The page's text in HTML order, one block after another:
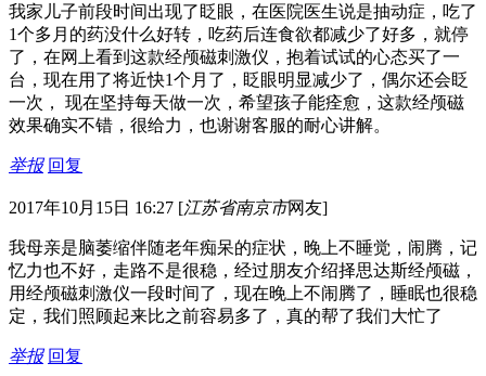
我家儿子前段时间出现了眨眼，在医院医生说是抽动症，吃了
1个多月的药没什么好转，吃药后连食欲都减少了好多，就停
了，在网上看到这款经颅磁刺激仪，抱着试试的心态买了一
台，现在用了将近快1个月了，眨眼明显减少了，偶尔还会眨
一次， 现在坚持每天做一次，希望孩子能痊愈，这款经颅磁
效果确实不错，很给力，也谢谢客服的耐心讲解。
举报 回复
2017年10月15日 16:27 [江苏省南京市网友]
我母亲是脑萎缩伴随老年痴呆的症状，晚上不睡觉，闹腾，记
忆力也不好，走路不是很稳，经过朋友介绍择思达斯经颅磁，
用经颅磁刺激仪一段时间了，现在晚上不闹腾了，睡眠也很稳
定，我们照顾起来比之前容易多了，真的帮了我们大忙了
举报 回复